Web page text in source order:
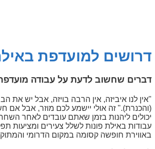
דרושים למועדפת
דברים שחשוב לדעת על עבודה
"אין לנו איביזה, אין הרבה בויזה, אבל יש את
(והכנרת)." זה אולי יישמע לכם מוזר, אבל
יכולים ליהנות בזמן שאתם עובדים לאחר
עבודות באילת פונות לשלל צעירים ומציעות
באווירת חופשה קסומה במקום הדרומי